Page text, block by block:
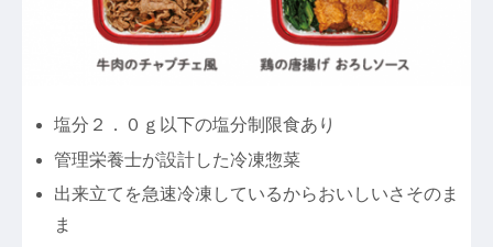
塩分２．０ｇ以下の塩分制限食あり
管理栄養士が設計した冷凍惣菜
出来立てを急速冷凍しているからおいしいさそのま
ま